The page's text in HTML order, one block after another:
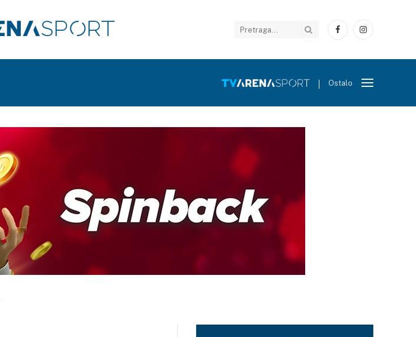
FacebookInstagram
Ostalo